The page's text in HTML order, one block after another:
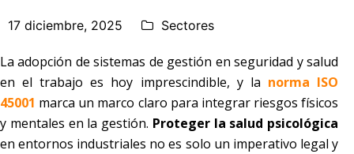
17 diciembre, 2025 Sectores
La adopción de sistemas de gestión en seguridad y salud
en el trabajo es hoy imprescindible, y la norma ISO
45001 marca un marco claro para integrar riesgos físicos
y mentales en la gestión. Proteger la salud psicológica
en entornos industriales no es solo un imperativo legal y